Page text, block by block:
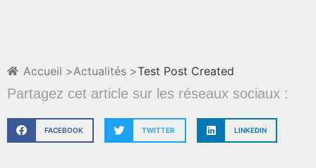
Accueil >Actualités >Test Post Created
Partagez cet article sur les réseaux sociaux :
FACEBOOK TWITTER LINKEDIN